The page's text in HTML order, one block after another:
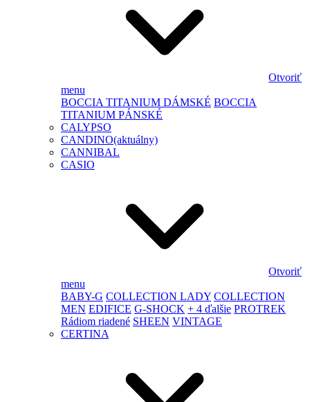
Otvoriť
menu
BOCCIA TITANIUM DÁMSKÉ BOCCIA
TITANIUM PÁNSKÉ
CALYPSO
CANDINO(aktuálny)
CANNIBAL
CASIO
Otvoriť
menu
BABY-G COLLECTION LADY COLLECTION
MEN EDIFICE G-SHOCK + 4 ďalšie PROTREK
Rádiom riadené SHEEN VINTAGE
CERTINA